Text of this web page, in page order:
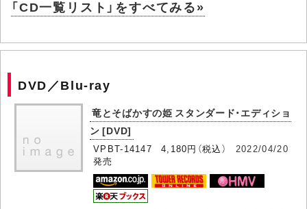
「CD一覧リスト」をすべてみる»
DVD／Blu-ray
竜とそばかすの姫 スタンダード・エディショ
ン [DVD]
VPBT-14147 4,180円（税込） 2022/04/20
発売